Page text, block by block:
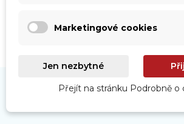
Marketingové cookies
Jen nezbytné
Přejít na stránku Podrobně o